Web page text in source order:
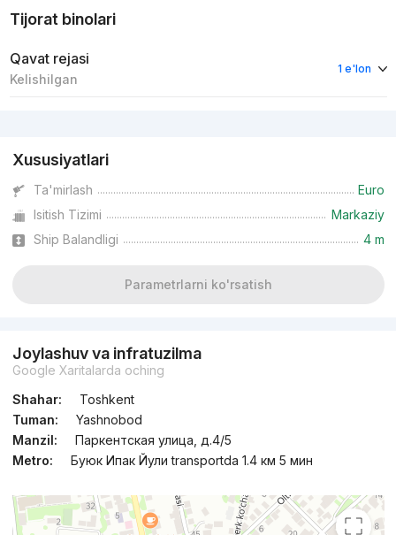
Tijorat binolari
Qavat rejasi
Kelishilgan
1 e'lon
Xususiyatlari
Ta'mirlash
Euro
Isitish Tizimi
Markaziy
Ship Balandligi
4 m
Parametrlarni ko'rsatish
Joylashuv va infratuzilma
Google Xaritalarda oching
Shahar:
Toshkent
Tuman:
Yashnobod
Manzil:
Паркентская улица, д.4/5
Metro:
Буюк Ипак Йули transportda 1.4 км 5 мин